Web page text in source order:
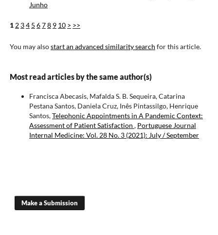
Junho
1 2 34 5 678 9 10 > >>
You may alsostart an advanced similarity search for this article.
Most read articles by the same author(s)
Francisca Abecasis, Mafalda S. B. Sequeira, Catarina
Pestana Santos, Daniela Cruz, Inês Pintassilgo, Henrique
Santos,Telephonic Appointments in A Pandemic Context:
Assessment of Patient Satisfaction , Portuguese Journal
Internal Medicine: Vol. 28 No. 3 (2021): July / September
Make a Submission